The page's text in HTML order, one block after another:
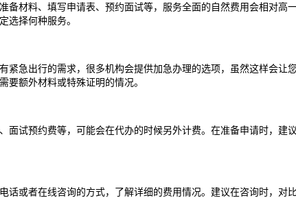
备材料、填写申请表、预约面试等，服务全面的自然费用会相对高
选择何种服务。
紧急出行的需求，很多机构会提供加急办理的选项，虽然这样会让
要额外材料或特殊证明的情况。
面试预约费等，可能会在代办的时候另外计费。在准备申请时，建
或者在线咨询的方式，了解详细的费用情况。建议在咨询时，对